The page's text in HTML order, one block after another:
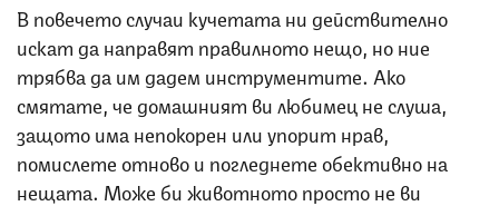
В повечето случаи кучетата ни действително
искат да направят правилното нещо, но ние
трябва да им дадем инструментите. Ако
смятате, че домашният ви любимец не слуша,
защото има непокорен или упорит нрав,
помислете отново и погледнете обективно на
нещата. Може би животното просто не ви